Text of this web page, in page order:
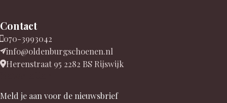
Contact
070-3993042
info@oldenburgschoenen.nl
Herenstraat 95 2282 BS Rijswijk
Meld je aan voor de nieuwsbrief